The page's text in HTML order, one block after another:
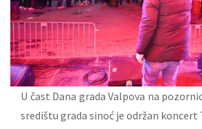
U čast Dana grada Valpova na
središtu grada sinoć je održan koncert